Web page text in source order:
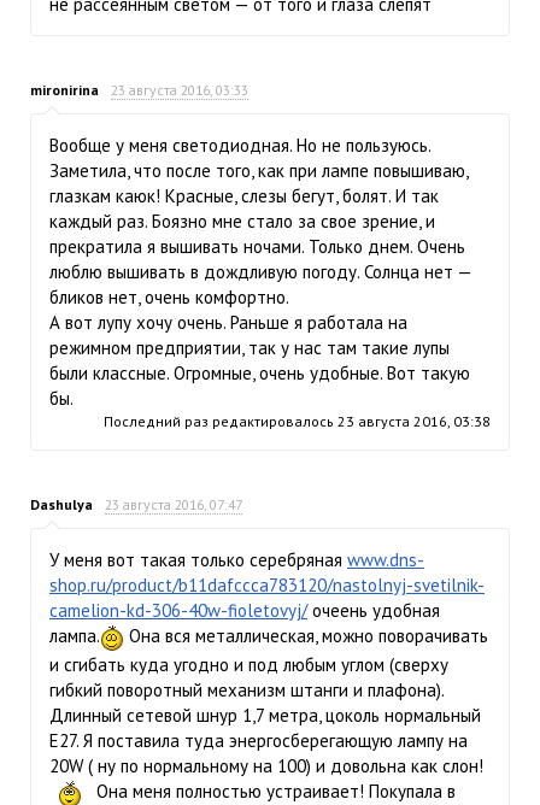
mironirina 23 августа 2016, 03:33
Вообще у меня светодиодная. Но не пользуюсь.
Заметила, что после того, как при лампе повышиваю,
глазкам каюк! Красные, слезы бегут, болят. И так
каждый раз. Боязно мне стало за свое зрение, и
прекратила я вышивать ночами. Только днем. Очень
люблю вышивать в дождливую погоду. Солнца нет —
бликов нет, очень комфортно.
А вот лупу хочу очень. Раньше я работала на
режимном предприятии, так у нас там такие лупы
были классные. Огромные, очень удобные. Вот такую
бы.
Последний раз редактировалось 23 августа 2016, 03:38
Dashulya 23 августа 2016, 07:47
У меня вот такая только серебряная www.dns-
shop.ru/product/b11dafccca783120/nastolnyj-svetilnik-
camelion-kd-306-40w-fioletovyj/очеень удобная
лампа.
Она вся металлическая, можно поворачивать
и сгибать куда угодно и под любым углом (сверху
гибкий поворотный механизм штанги и плафона).
Длинный сетевой шнур 1,7 метра, цоколь нормальный
Е27. Я поставила туда энергосберегающую лампу на
20W ( ну по нормальному на 100) и довольна как слон!
Она меня полностью устраивает! Покупала в